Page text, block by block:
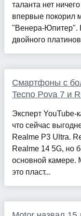
таланта нет
впервые покорил
"Венера-Юпитер".
двойного
Смартфоны с
Tecno Pova 7 и
Эксперт YouTube-
что сейчас
Realme P3 Ultra.
Realme 14 5G, но
основной камере.
это пласт...